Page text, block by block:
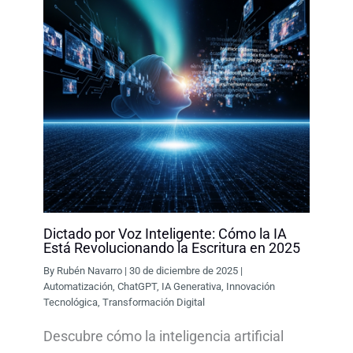
Dictado por Voz Inteligente: Cómo la IA
Está Revolucionando la Escritura en 2025
By Rubén Navarro |30 de diciembre de 2025 |
Automatización,ChatGPT, IA Generativa, Innovación
Tecnológica,Transformación Digital
Descubre cómo la inteligencia artificial